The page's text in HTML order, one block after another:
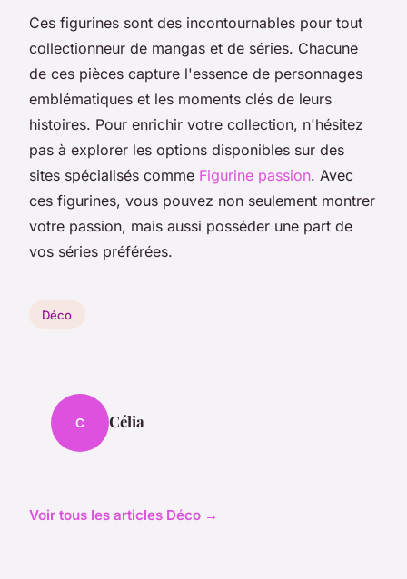
Ces figurines sont des incontournables pour tout
collectionneur de mangas et de séries. Chacune
de ces pièces capture l'essence de personnages
emblématiques et les moments clés de leurs
histoires. Pour enrichir votre collection, n'hésitez
pas à explorer les options disponibles sur des
sites spécialisés comme Figurine passion. Avec
ces figurines, vous pouvez non seulement montrer
votre passion, mais aussi posséder une part de
vos séries préférées.
Déco
C Célia
Voir tous les articles Déco →